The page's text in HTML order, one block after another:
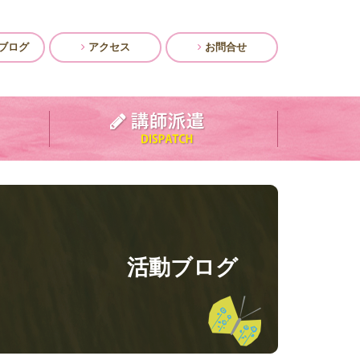
ログ アクセス お問合せ
活動ブログ